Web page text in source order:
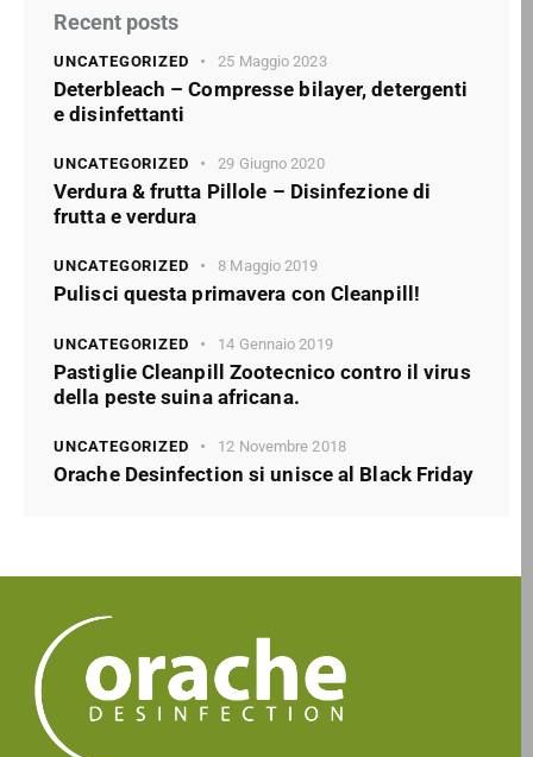
Recent posts
UNCATEGORIZED 25 Maggio 2023
Deterbleach – Compresse bilayer, detergenti
e disinfettanti
UNCATEGORIZED 29 Giugno 2020
Verdura & frutta Pillole – Disinfezione di
frutta e verdura
UNCATEGORIZED 8 Maggio 2019
Pulisci questa primavera con Cleanpill!
UNCATEGORIZED 14 Gennaio 2019
Pastiglie Cleanpill Zootecnico contro il virus
della peste suina africana.
UNCATEGORIZED 12 Novembre 2018
Orache Desinfection si unisce al Black Friday